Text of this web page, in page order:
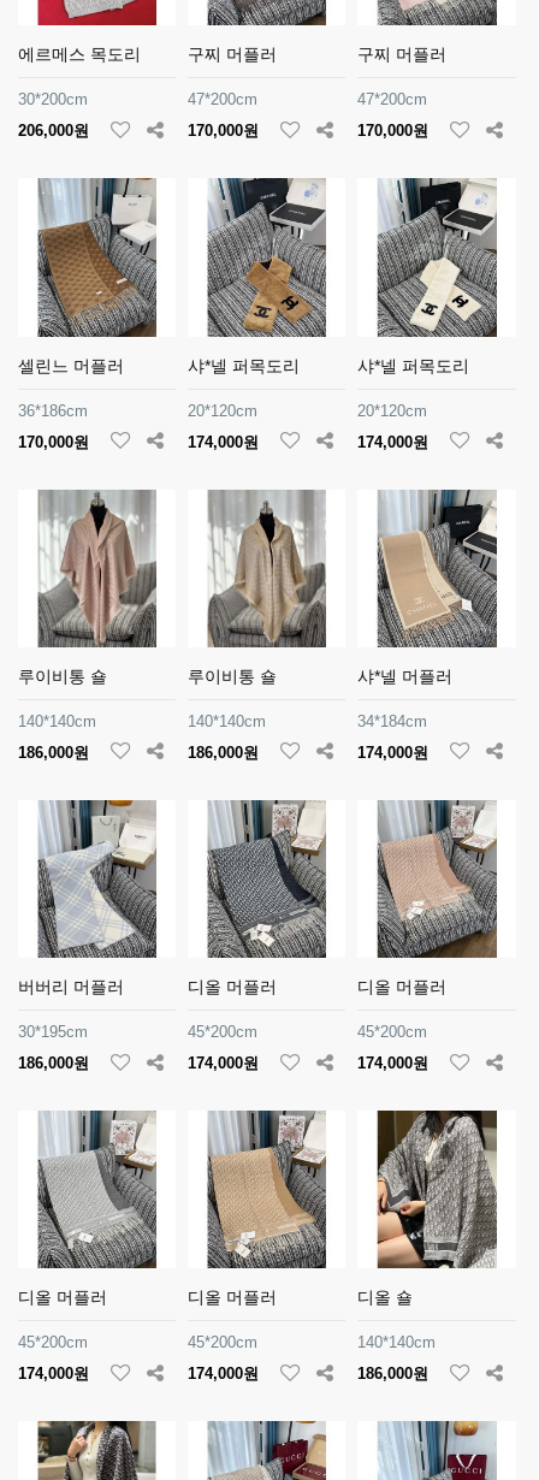
에르메스 목도리
30*200cm
206,000원
구찌 머플러
47*200cm
170,000원
구찌 머플러
47*200cm
170,000원
셀린느 머플러
36*186cm
170,000원
샤*넬 퍼목도리
20*120cm
174,000원
샤*넬 퍼목도리
20*120cm
174,000원
루이비통 숄
140*140cm
186,000원
루이비통 숄
140*140cm
186,000원
샤*넬 머플러
34*184cm
174,000원
버버리 머플러
30*195cm
186,000원
디올 머플러
45*200cm
174,000원
디올 머플러
45*200cm
174,000원
디올 머플러
45*200cm
174,000원
디올 머플러
45*200cm
174,000원
디올 숄
140*140cm
186,000원